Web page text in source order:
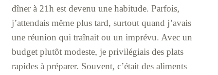
dîner à 21h est devenu une habitude. Parfois,
j’attendais même plus tard, surtout quand j’avais
une réunion qui traînait ou un imprévu. Avec un
budget plutôt modeste, je privilégiais des plats
rapides à préparer. Souvent, c’était des aliments